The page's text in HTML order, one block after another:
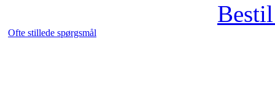
Ofte stillede spørgsmål